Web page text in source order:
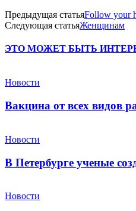
Предыдущая статьяFollow your
Следующая статьяЖенщинам
ЭТО МОЖЕТ БЫТЬ
Новости
Вакцина от всех видов
Новости
В Петербурге ученые
Новости